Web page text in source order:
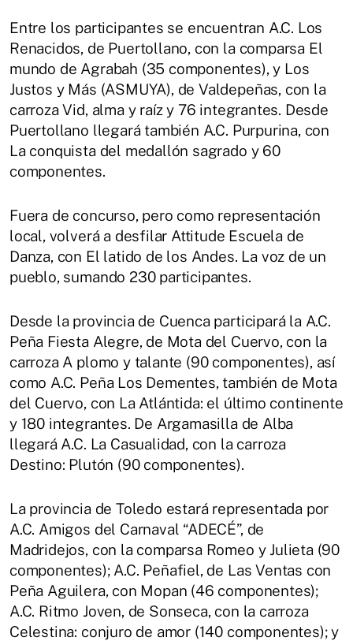
Entre los participantes se encuentran A.C. Los
Renacidos, de Puertollano, con la comparsa El
mundo de Agrabah (35 componentes), y Los
Justos y Más (ASMUYA), de Valdepeñas, con la
carroza Vid, alma y raíz y 76 integrantes. Desde
Puertollano llegará también A.C. Purpurina, con
La conquista del medallón sagrado y 60
componentes.
Fuera de concurso, pero como representación
local, volverá a desfilar Attitude Escuela de
Danza, con El latido de los Andes. La voz de un
pueblo, sumando 230 participantes.
Desde la provincia de Cuenca participará la A.C.
Peña Fiesta Alegre, de Mota del Cuervo, con la
carroza A plomo y talante (90 componentes), así
como A.C. Peña Los Dementes, también de Mota
del Cuervo, con La Atlántida: el último continente
y 180 integrantes. De Argamasilla de Alba
llegará A.C. La Casualidad, con la carroza
Destino: Plutón (90 componentes).
La provincia de Toledo estará representada por
A.C. Amigos del Carnaval “ADECÉ”, de
Madridejos, con la comparsa Romeo y Julieta (90
componentes); A.C. Peñafiel, de Las Ventas con
Peña Aguilera, con Mopan (46 componentes);
A.C. Ritmo Joven, de Sonseca, con la carroza
Celestina: conjuro de amor (140 componentes); y